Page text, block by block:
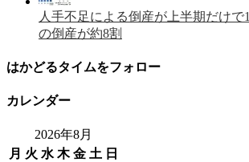
人手不足による倒産が上半期だけで
の倒産が約8割
はかどるタイムをフォロー
カレンダー
2026年8月
月 火 水 木 金 土 日